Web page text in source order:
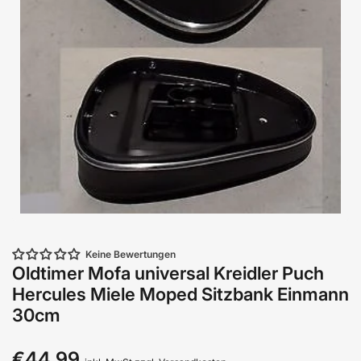
Keine Bewertungen
Oldtimer Mofa universal Kreidler Puch
Hercules Miele Moped Sitzbank Einmann
30cm
Normaler